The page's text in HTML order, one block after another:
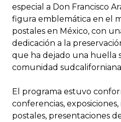
especial a Don Francisco
figura emblemática en el
postales en México, con
dedicación a la
que ha dejado una huella
comunidad
El programa estuvo
conferencias,
postales, presentaciones